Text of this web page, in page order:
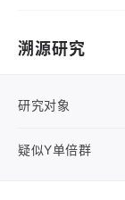
溯源研究
研究对象
疑似Y单倍群